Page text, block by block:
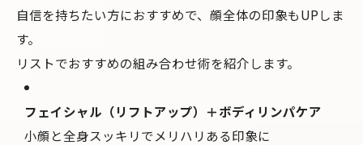
自信を持ちたい方におすすめで、顔全体の印象もUPしま
す。
リストでおすすめの組み合わせ術を紹介します。
フェイシャル（リフトアップ）＋ボディリンパケア
小顔と全身スッキリでメリハリある印象に